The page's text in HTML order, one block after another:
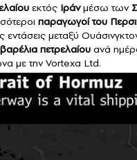
εκτός Ιράνμέσω των
παραγωγοί του
εντάσεις μεταξύ
πετρελαίου ανά
με την Vortexa Ltd.